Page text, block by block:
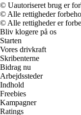
© Uautoriseret brug er
© Alle rettigheder
© Alle rettigheder er
Bliv klogere på os
Starten
Vores drivkraft
Skribenterne
Bidrag nu
Arbejdssteder
Indhold
Freebies
Kampagner
Ratings